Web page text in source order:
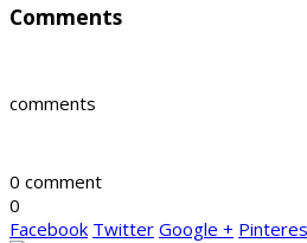
Comments
comments
0 comment
0
Facebook Twitter Google +